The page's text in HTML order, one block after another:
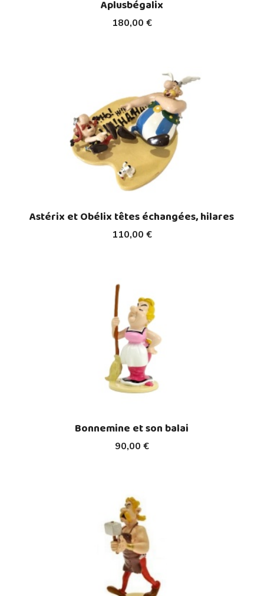
180,00 €
Aplusbégalix
110,00 €
Astérix et Obélix têtes échangées, hilares
90,00 €
Bonnemine et son balai